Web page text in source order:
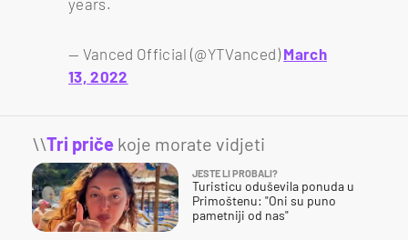
— Vanced Official (@YTVanced) March
13, 2022
\\Tri priče koje morate vidjeti
JESTE LI PROBALI?
Turisticu oduševila ponuda u
Primoštenu: "Oni su puno
pametniji od nas"